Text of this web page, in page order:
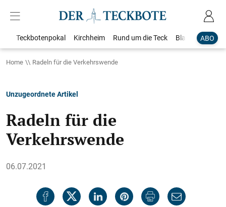
ABO
Teckbotenpokal Kirchheim Rund um die Teck Blaulicht
Home Radeln für die Verkehrswende
Unzugeordnete Artikel
Radeln für die
Verkehrswende
06.07.2021